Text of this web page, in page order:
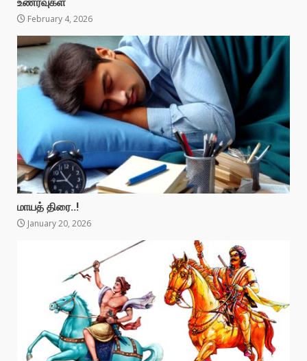
February 4, 2026
மாயத் திரை..!
January 20, 2026